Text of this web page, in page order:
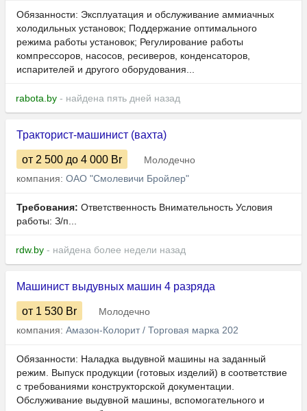
Обязанности: Эксплуатация и обслуживание аммиачных
холодильных установок; Поддержание оптимального
режима работы установок; Регулирование работы
компрессоров, насосов, ресиверов, конденсаторов,
испарителей и другого оборудования...
rabota.by - найдена пять дней назад
Тракторист-машинист (вахта)
от 2 500 до 4 000 Br
Молодечно
компания: ОАО "Смолевичи Бройлер"
Требования: Ответственность Внимательность Условия
работы: З/п...
rdw.by - найдена более недели назад
Машинист выдувных машин 4 разряда
от 1 530 Br
Молодечно
компания: Амазон-Колорит / Торговая марка 202
Обязанности: Наладка выдувной машины на заданный
режим. Выпуск продукции (готовых изделий) в соответствие
с требованиями конструкторской документации.
Обслуживание выдувной машины, вспомогательного и